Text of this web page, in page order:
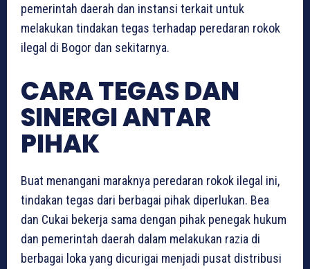
pemerintah daerah dan instansi terkait untuk
melakukan tindakan tegas terhadap peredaran rokok
ilegal di Bogor dan sekitarnya.
CARA TEGAS DAN
SINERGI ANTAR
PIHAK
Buat menangani maraknya peredaran rokok ilegal ini,
tindakan tegas dari berbagai pihak diperlukan. Bea
dan Cukai bekerja sama dengan pihak penegak hukum
dan pemerintah daerah dalam melakukan razia di
berbagai loka yang dicurigai menjadi pusat distribusi